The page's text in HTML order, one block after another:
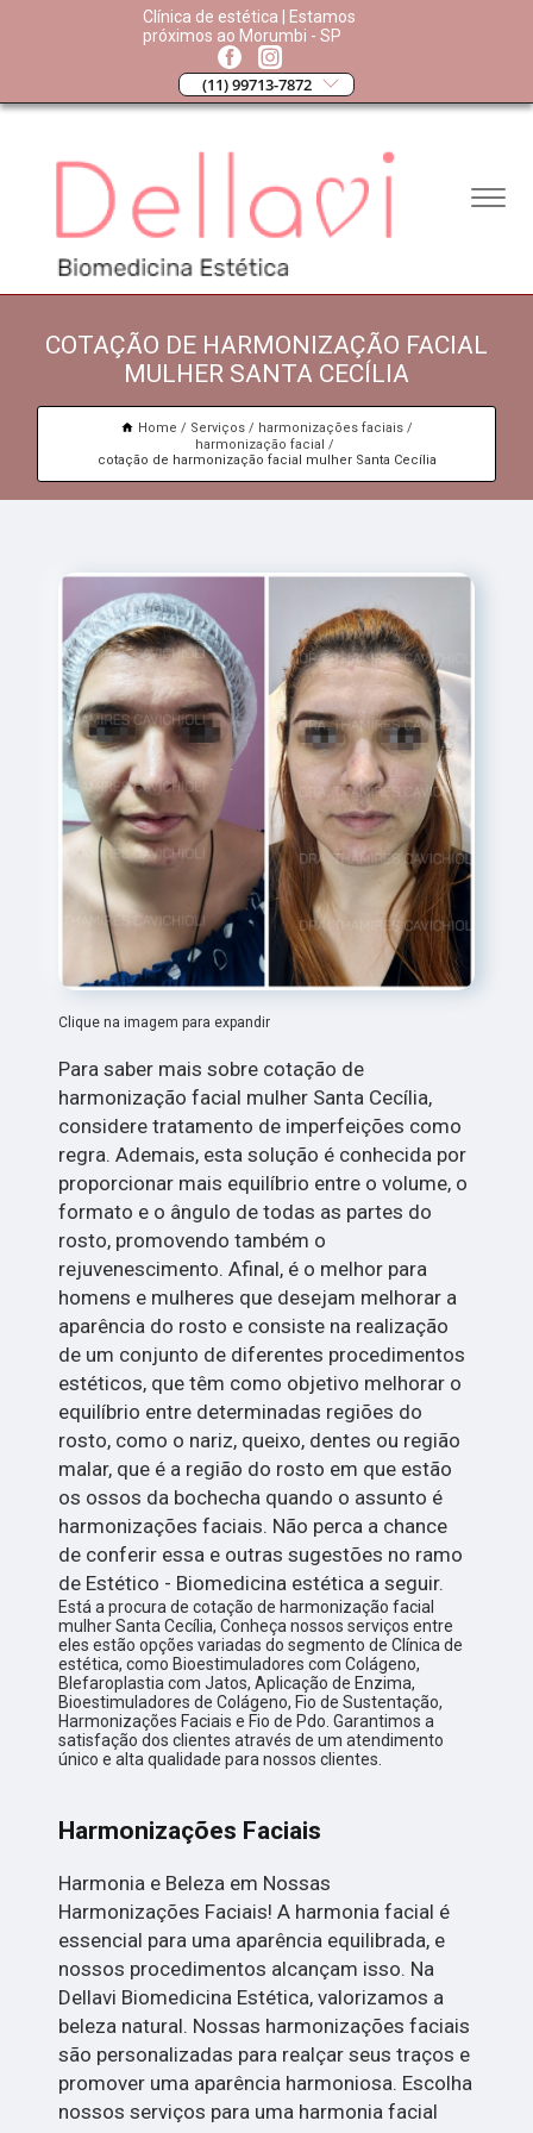
Clínica de estética | Estamos
próximos ao Morumbi - SP
(11) 99713-7872
COTAÇÃO DE HARMONIZAÇÃO FACIAL
MULHER SANTA CECÍLIA
Home Serviços
harmonizações faciais
harmonização facial
cotação de harmonização facial mulher Santa Cecília
Clique na imagem para expandir
Para saber mais sobre cotação de
harmonização facial mulher Santa Cecília,
considere tratamento de imperfeições como
regra. Ademais, esta solução é conhecida por
proporcionar mais equilíbrio entre o volume, o
formato e o ângulo de todas as partes do
rosto, promovendo também o
rejuvenescimento. Afinal, é o melhor para
homens e mulheres que desejam melhorar a
aparência do rosto e consiste na realização
de um conjunto de diferentes procedimentos
estéticos, que têm como objetivo melhorar o
equilíbrio entre determinadas regiões do
rosto, como o nariz, queixo, dentes ou região
malar, que é a região do rosto em que estão
os ossos da bochecha quando o assunto é
harmonizações faciais. Não perca a chance
de conferir essa e outras sugestões no ramo
de Estético - Biomedicina estética a seguir.
Está a procura de cotação de harmonização facial
mulher Santa Cecília, Conheça nossos serviços entre
eles estão opções variadas do segmento de Clínica de
estética, como Bioestimuladores com Colágeno,
Blefaroplastia com Jatos, Aplicação de Enzima,
Bioestimuladores de Colágeno, Fio de Sustentação,
Harmonizações Faciais e Fio de Pdo. Garantimos a
satisfação dos clientes através de um atendimento
único e alta qualidade para nossos clientes.
Harmonizações Faciais
Harmonia e Beleza em Nossas
Harmonizações Faciais! A harmonia facial é
essencial para uma aparência equilibrada, e
nossos procedimentos alcançam isso. Na
Dellavi Biomedicina Estética, valorizamos a
beleza natural. Nossas harmonizações faciais
são personalizadas para realçar seus traços e
promover uma aparência harmoniosa. Escolha
nossos serviços para uma harmonia facial